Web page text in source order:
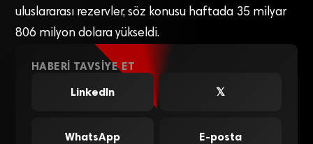
uluslararası rezervler, söz konusu haftada 35 milyar
806 milyon dolara yükseldi.
HABERI TAVSIYE ET
LinkedIn
𝕏
WhatsApp E-posta